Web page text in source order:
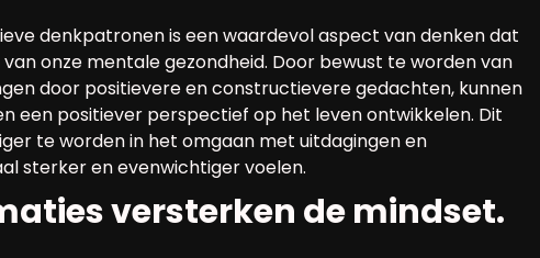
denkpatronen is een waardevol aspect van denken dat
onze mentale gezondheid. Door bewust te worden van
door positievere en constructievere gedachten, kunnen
een positiever perspectief op het leven ontwikkelen. Dit
te worden in het omgaan met uitdagingen en
sterker en evenwichtiger voelen.
versterken de mindset.